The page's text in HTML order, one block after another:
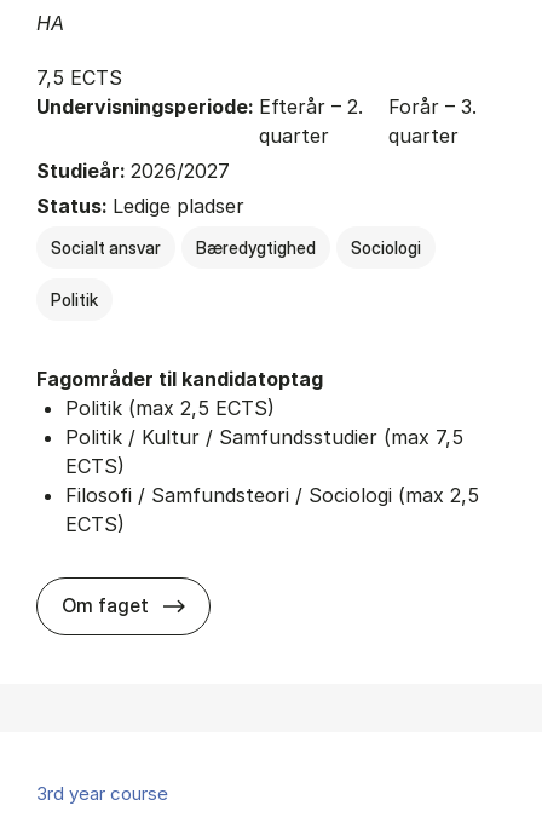
HA
7,5 ECTS
Undervisningsperiode: Efterår – 2.
quarter
Forår – 3.
quarter
Studieår: 2026/2027
Status: Ledige pladser
Socialt ansvar Bæredygtighed Sociologi
Politik
Fagområder til kandidatoptag
Politik (max 2,5 ECTS)
Politik / Kultur / Samfundsstudier (max 7,5
ECTS)
Filosofi / Samfundsteori / Sociologi (max 2,5
ECTS)
Om faget about
3rd year course